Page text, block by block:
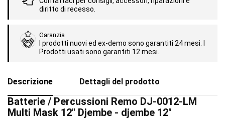
diritto di recesso.
Garanzia
I prodotti nuovi ed ex-demo sono garantiti 24 mesi. I
Prodotti usati sono garantiti 12 mesi.
Descrizione Dettagli del prodotto
Batterie / Percussioni Remo DJ-0012-LM
Multi Mask 12" Djembe - djembe 12"